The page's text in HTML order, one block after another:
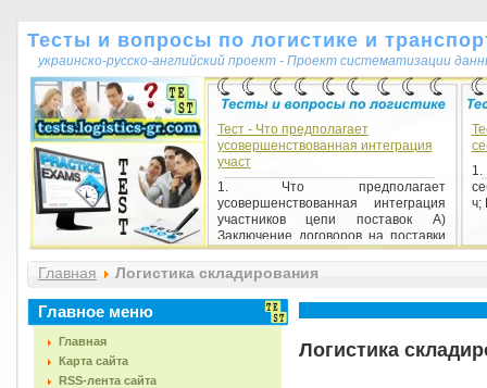
Тесты и вопросы по логистике и
украинско-русско-английский проект - Проект систематизации
Тест - Что предполагает
усовершенствованная интеграция
участ
1. Что предполагает
усовершенствованная интеграция
участников цепи поставок А)
Заключение договоров на поставки
продукц...
ч;
Главная Логистика складирования
Главное меню
Главная
Карта сайта
RSS-лента сайта
Логистика